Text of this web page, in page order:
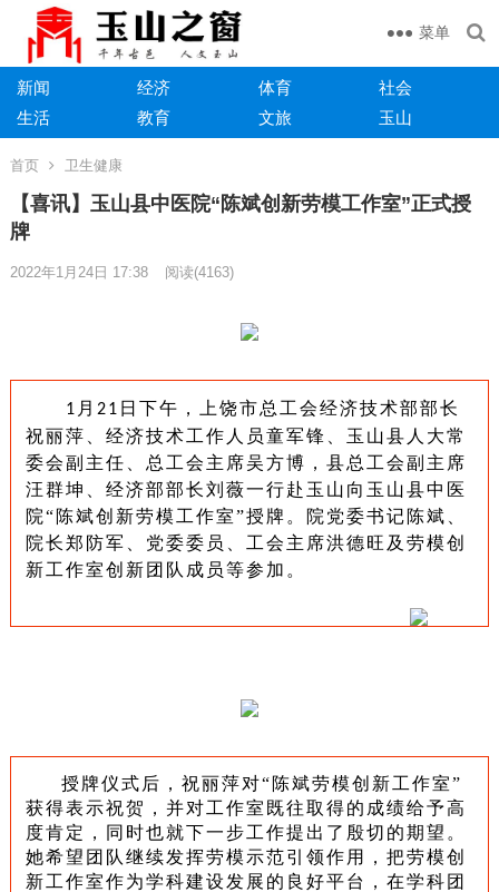
菜单
新闻 经济 体育
社会
生活
教育 文旅 玉山
首页 卫生健康
【喜讯】玉山县中医院“陈斌创新劳模工作室”正式授
牌
2022年1月24日 17:38 阅读(4163)
1 月 21 日下午 ，
上饶市总工会经济技术部部长
祝丽萍、经济技术工作人员童军锋、玉山县人大常
委会副主任、总工会主席吴方博，县总工会副主席
汪群坤、经济部部长刘薇一行赴玉山向玉山县中医
院“陈斌创新劳模工作室”授牌。院党委书记陈斌、
院长郑防军、党委委员、工会主席洪德旺及劳模创
新工作室创新团队成员等参加。
授牌仪式后，祝丽萍对“陈斌劳模创新工作室”
获得表示祝贺，并对工作室既往取得的成绩给予高
度肯定，同时也就下一步工作提出了殷切的期望。
她希望团队继续发挥劳模示范引领作用，把劳模创
新工作室作为学科建设发展的良好平台，在学科团